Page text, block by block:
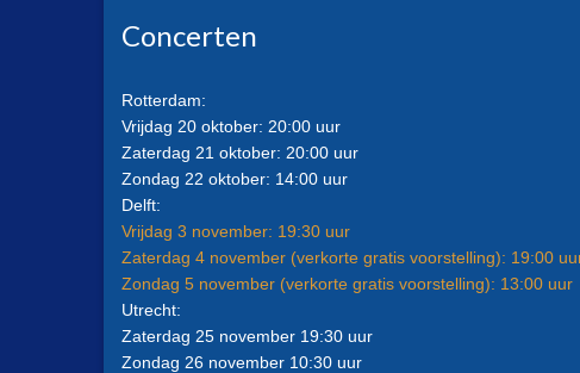
Concerten
Rotterdam:
Vrijdag 20 oktober: 20:00 uur
Zaterdag 21 oktober: 20:00 uur
Zondag 22 oktober: 14:00 uur
Delft:
Vrijdag 3 november: 19:30 uur
Zaterdag 4 november (verkorte gratis voorstelling): 19:00
Zondag 5 november (verkorte gratis voorstelling): 13:00 uur
Utrecht:
Zaterdag 25 november 19:30 uur
Zondag 26 november 10:30 uur